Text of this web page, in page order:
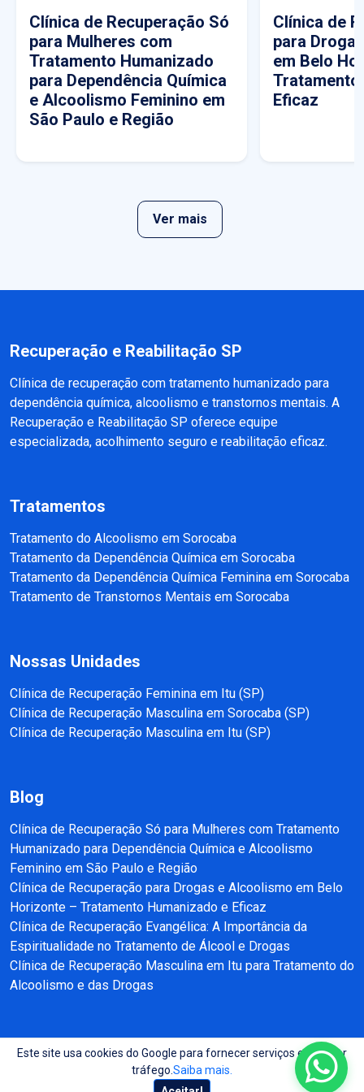
Clínica de Recuperação Só
para Mulheres com
Tratamento Humanizado
para Dependência Química
e Alcoolismo Feminino em
São Paulo e Região
Clínica de
para
em Belo
Tratamento
Eficaz
Ver mais
Recuperação e Reabilitação SP
Clínica de recuperação com tratamento humanizado para
dependência química, alcoolismo e transtornos mentais. A
Recuperação e Reabilitação SP oferece equipe
especializada, acolhimento seguro e reabilitação eficaz.
Tratamentos
Tratamento do Alcoolismo em Sorocaba
Tratamento da Dependência Química em Sorocaba
Tratamento da Dependência Química Feminina em Sorocaba
Tratamento de Transtornos Mentais em Sorocaba
Nossas Unidades
Clínica de Recuperação Feminina em Itu (SP)
Clínica de Recuperação Masculina em Sorocaba (SP)
Clínica de Recuperação Masculina em Itu (SP)
Blog
Clínica de Recuperação Só para Mulheres com Tratamento
Humanizado para Dependência Química e Alcoolismo
Feminino em São Paulo e Região
Clínica de Recuperação para Drogas e Alcoolismo em Belo
Horizonte – Tratamento Humanizado e Eficaz
Clínica de Recuperação Evangélica: A Importância da
Espiritualidade no Tratamento de Álcool e Drogas
Clínica de Recuperação Masculina em Itu para Tratamento do
Alcoolismo e das Drogas
Copyright © 2025 - 2026 Recuperação e Reabilitação SP Todos direitos
reservados.
Este site usa cookies do Google para fornecer serviços e analisar
tráfego. Saiba mais.